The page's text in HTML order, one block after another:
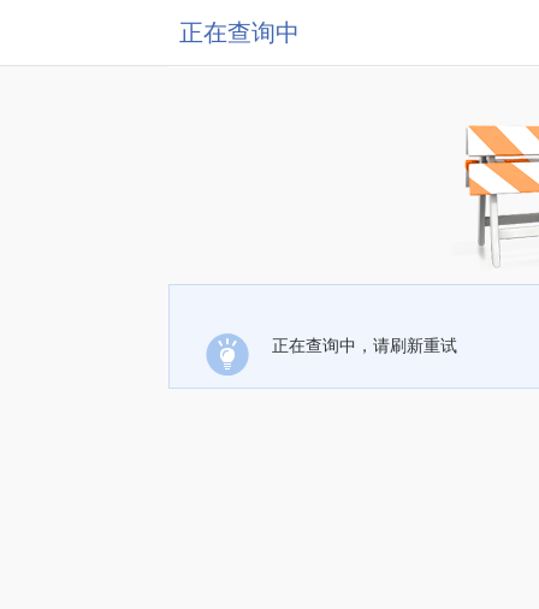
正在查询中
正在查询中，请刷新重试